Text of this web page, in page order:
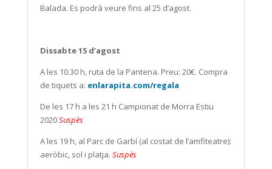
Balada. Es podrà veure fins al 25 d’agost.
Dissabte 15 d’agost
A les 10.30 h, ruta de la Pantena. Preu: 20€. Compra
de tiquets a: enlarapita.com/regala
De les 17 h a les 21 h Campionat de Morra Estiu
2020Suspès
A les 19 h, al Parc de Garbí (al costat de l’amfiteatre):
aeròbic, sol i platja. Suspès